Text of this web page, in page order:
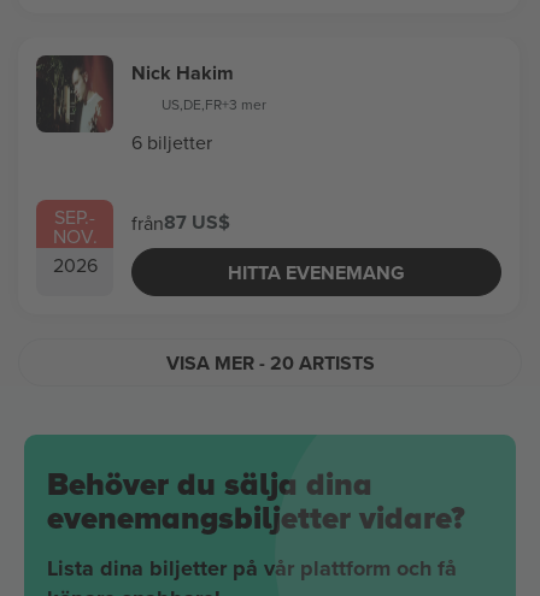
SEP.-
NOV.
2026
Nick Hakim
US,DE,FR+3 mer
6 biljetter
från87 US$
HITTA EVENEMANG
VISA MER- 20 ARTISTS
Behöver du sälja dina
evenemangsbiljetter vidare?
Lista dina biljetter på vår plattform och få